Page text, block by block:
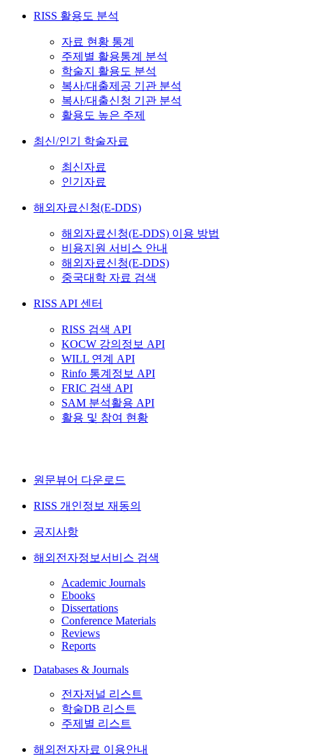
RISS 활용도 분석
자료 현황 통계
주제별 활용통계 분석
학술지 활용도 분석
복사/대출제공 기관 분석
복사/대출신청 기관 분석
활용도 높은 주제
최신/인기 학술자료
최신자료
인기자료
해외자료신청(E-DDS)
해외자료신청(E-DDS) 이용 방법
비용지원 서비스 안내
해외자료신청(E-DDS)
중국대학 자료 검색
RISS API 센터
RISS 검색 API
KOCW 강의정보 API
WILL 연계 API
Rinfo 통계정보 API
FRIC 검색 API
SAM 분석활용 API
활용 및 참여 현황
원문뷰어 다운로드
RISS 개인정보 재동의
공지사항
해외전자정보서비스 검색
Academic Journals
Ebooks
Dissertations
Conference Materials
Reviews
Reports
Databases & Journals
전자저널 리스트
학술DB 리스트
주제별 리스트
해외전자자료 이용안내